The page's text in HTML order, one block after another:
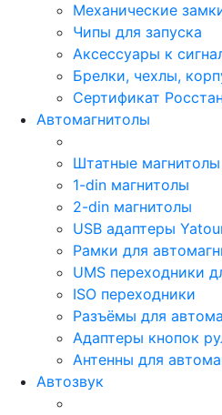
Механические
Чипы для запуска
Аксессуары к
Брелки, чехлы,
Сертификат
Автомагнитолы
Штатные
1-din магнитолы
2-din магнитолы
USB адаптеры
Рамки для
UMS переходники
ISO переходники
Разъёмы для
Адаптеры кнопок
Антенны для
Автозвук